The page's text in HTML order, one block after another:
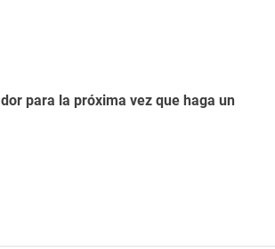
para la próxima vez que haga un